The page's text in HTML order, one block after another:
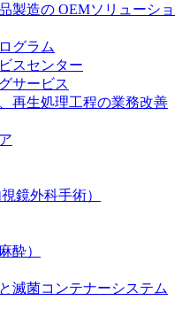
からも、製品をお探しい
ある膝関節。日常の生活
は？傷めてしまった場合
肢があるのでしょう。
ﾌﾟで新たな可能性を見つ
ジションをご覧いただけ
製造の OEMソリューショ
グラム
スセンター
サービス
再生処理工程の業務改善
鏡外科手術）
酔）
滅菌コンテナーシステム